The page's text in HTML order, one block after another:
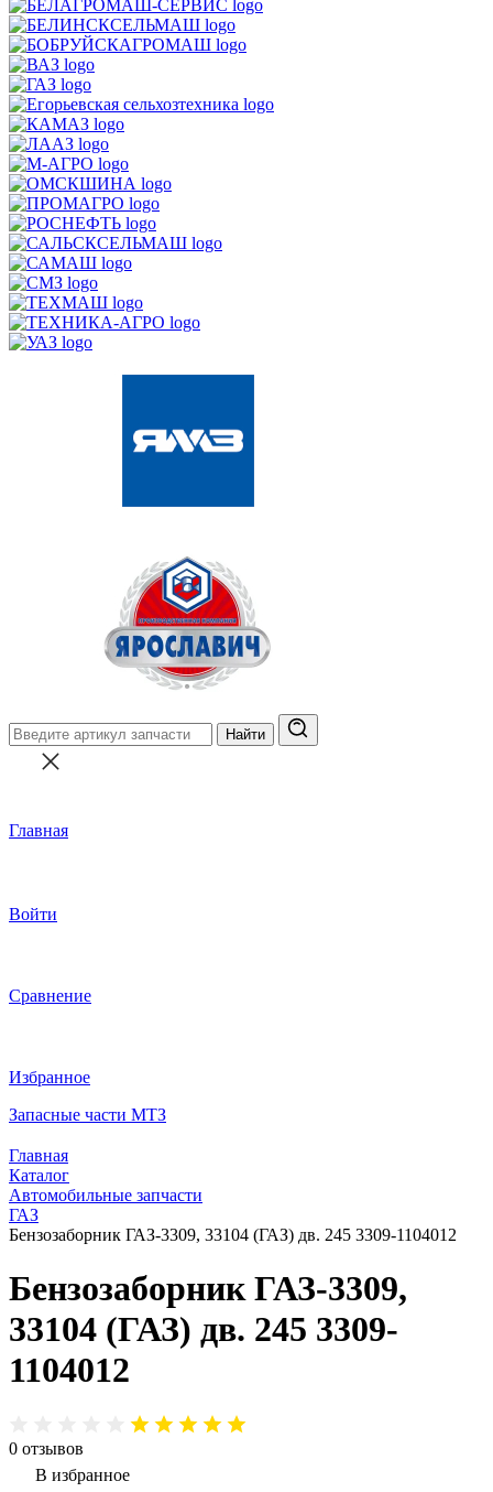
Найти
Главная
Войти
Сравнение
Избранное
Запасные части МТЗ
Главная
Каталог
Автомобильные запчасти
ГАЗ
Бензозаборник ГАЗ-3309, 33104 (ГАЗ) дв. 245 3309-1104012
Бензозаборник ГАЗ-3309,
33104 (ГАЗ) дв. 245 3309-
1104012
0 отзывов
В избранное